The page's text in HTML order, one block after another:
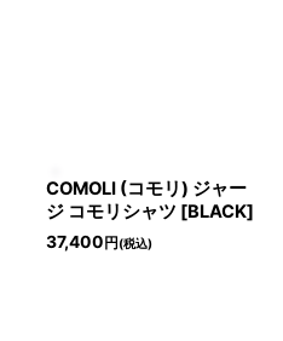
COMOLI (コモリ) ジャー
ジ コモリシャツ [BLACK]
37,400 円 (税込)